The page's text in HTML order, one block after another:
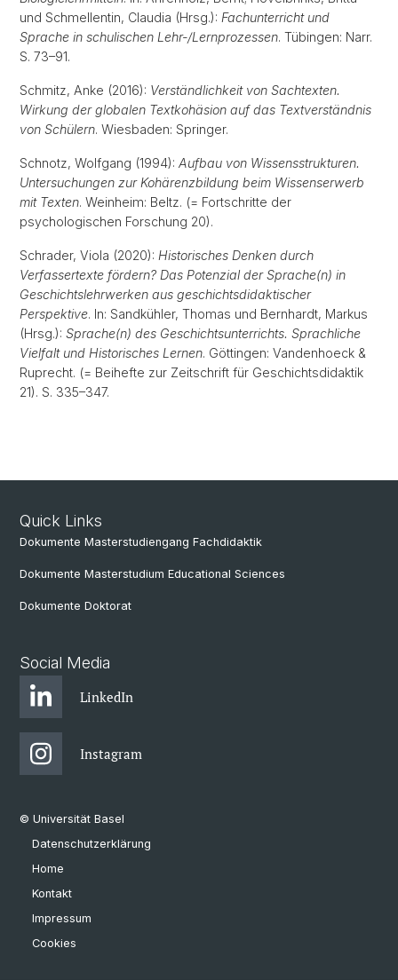
und Schmellentin, Claudia (Hrsg.): Fachunterricht und
Sprache in schulischen Lehr-/Lernprozessen. Tübingen: Narr.
S. 73–91.
Schmitz, Anke (2016): Verständlichkeit von Sachtexten.
Wirkung der globalen Textkohäsion auf das Textverständnis
von Schülern. Wiesbaden: Springer.
Schnotz, Wolfgang (1994): Aufbau von Wissensstrukturen.
Untersuchungen zur Kohärenzbildung beim Wissenserwerb
mit Texten. Weinheim: Beltz. (= Fortschritte der
psychologischen Forschung 20).
Schrader, Viola (2020): Historisches Denken durch
Verfassertexte fördern? Das Potenzial der Sprache(n) in
Geschichtslehrwerken aus geschichtsdidaktischer
Perspektive. In: Sandkühler, Thomas und Bernhardt, Markus
(Hrsg.): Sprache(n) des Geschichtsunterrichts. Sprachliche
Vielfalt und Historisches Lernen. Göttingen: Vandenhoeck &
Ruprecht. (= Beihefte zur Zeitschrift für Geschichtsdidaktik
21). S. 335–347.
Quick Links
Dokumente Masterstudiengang Fachdidaktik
Dokumente Masterstudium Educational Sciences
Dokumente Doktorat
Social Media
LinkedIn
Instagram
© Universität Basel
Datenschutzerklärung
Home
Kontakt
Impressum
Cookies